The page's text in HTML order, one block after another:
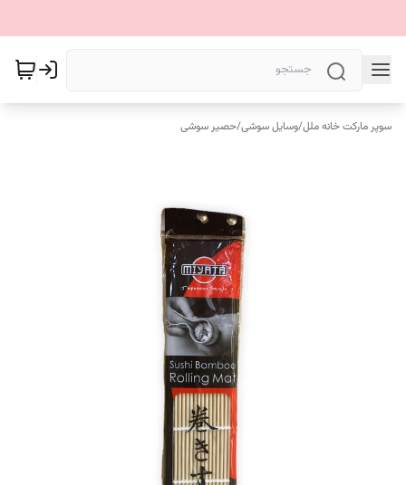
سوپر مارکت خانه ملل/وسایل سوشی/حصیر سوشی